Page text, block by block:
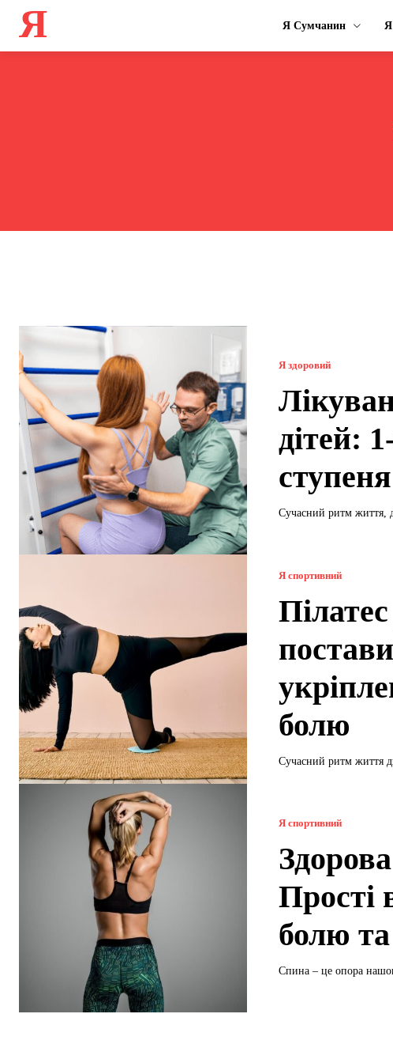
Я Я Сумчанин Я
Я здоровий
дітей:
Сучасний ритм життя,
Я спортивний
болю
Сучасний ритм життя
Я спортивний
Прості
болю
Спина – це опора